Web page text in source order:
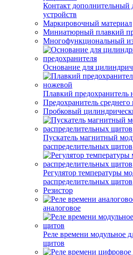
Контакт дополнительный
устройств
Маркировочный материал
Миниатюрный плавкий
Многофункциональный
Основание для
Плавкий предохранитель
Предохранитель
Пробковый
Пускатель магнитный
распределительных щитов
Регулятор температуры
распределительных щитов
Резистор
аналоговое
Реле времени модульное
щитов